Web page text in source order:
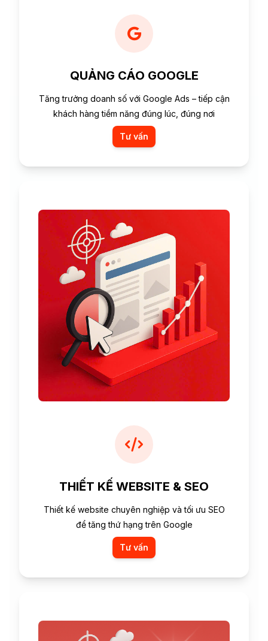
QUẢNG CÁO GOOGLE
Tăng trưởng doanh số với Google Ads – tiếp cận
khách hàng tiềm năng đúng lúc, đúng nơi
Tư vấn
THIẾT KẾ WEBSITE & SEO
Thiết kế website chuyên nghiệp và tối ưu SEO
để tăng thứ hạng trên Google
Tư vấn